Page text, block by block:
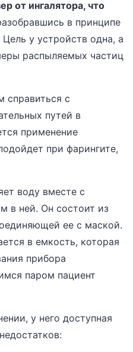
от ингалятора, что
в принципе
у устройств одна, а
распыляемых частиц
с
путей в
применение
при фарингите,
воду вместе с
в ней. Он состоит из
ее с маской.
в емкость, которая
прибора
паром пациент
у него доступная